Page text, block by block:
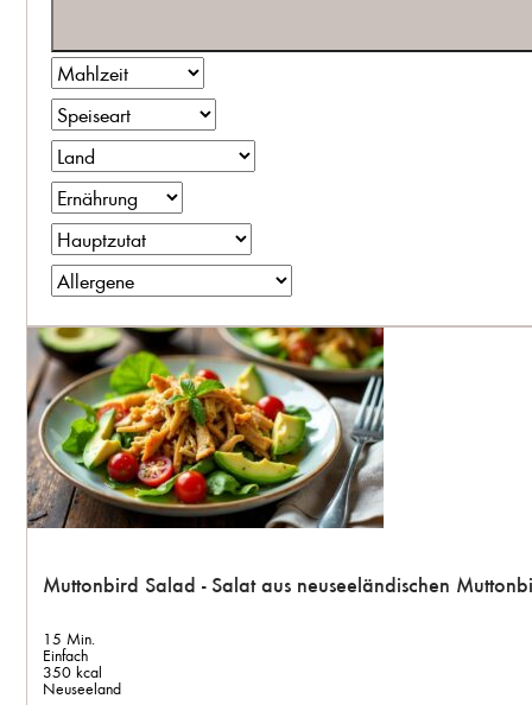
Muttonbird Salad - Salat aus neuseeländischen
15 Min.
Einfach
350 kcal
Neuseeland